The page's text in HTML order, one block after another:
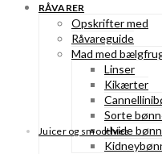
RÅVARER
Opskrifter med
Råvareguide
Mad med
Linser
Kikærter
Sorte
Hvide
Juicer og smoothies